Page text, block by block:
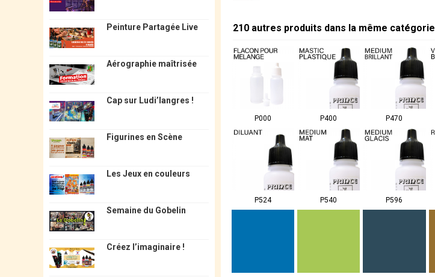
Peinture Partagée Live
Aérographie maîtrisée
Cap sur Ludi’langres !
Figurines en Scène
Les Jeux en couleurs
Semaine du Gobelin
Créez l’imaginaire !
210 autres produits dans la même catégorie
P000 P400 P470
P524 P540 P596